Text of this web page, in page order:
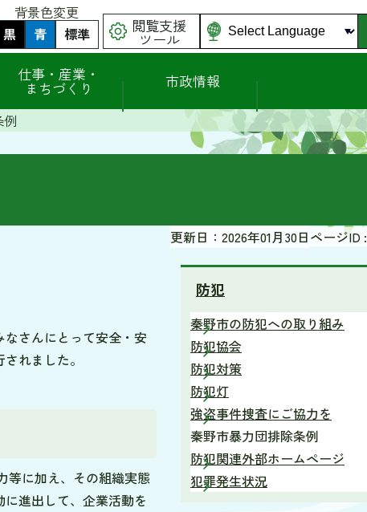
背景色変更
黒
景
色
を
黒
色
に
る
青
景
色
を
青
色
に
る
標準
景
色
を
戻
閲覧支援
ツール
仕事・産業・
まちづくり 市政情報
例
更新日：2026年01月30日ページID :
さんにとって安全・安
れました。
等に加え、その組織実態
進出して、企業活動を
防犯
秦野市の防犯への取り組み
防犯協会
防犯対策
防犯灯
強盗事件捜査にご協力を
秦野市暴力団排除条例
防犯関連外部ホームページ
犯罪発生状況